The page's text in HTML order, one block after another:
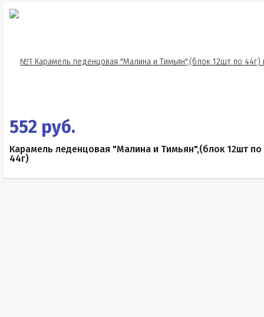
552 руб.
Карамель леденцовая "Малина и Тимьян",(блок 12шт по
44г)